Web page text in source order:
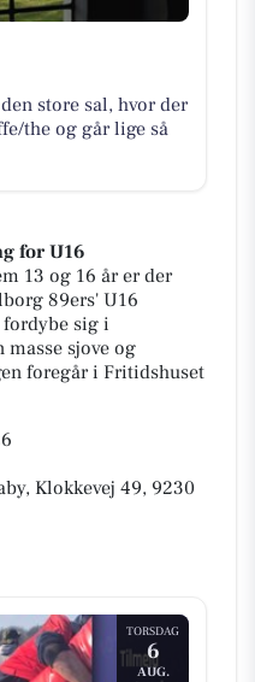
store sal, hvor der
the og går lige så
for U16
13 og 16 år er der
89ers' U16
sig i
sjove og
foregår i Fritidshuset
Klokkevej 49, 9230
TORSDAG
6
AUG.